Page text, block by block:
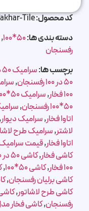
کد محصول:Tile
دسته بندی ها:50*100
,
رفسنجان
برچسب ها:سرامیک 50 در 100
50 در 100 رفسنجان
,سرامیک 50 در 100
100 فخار
,سرامیک 50*100 ,
50*100 رفسنجان
,سرامیک 50*100
اتاوا فخار,سرامیک دیوار,
لاشتر,سرامیک طرح
اتاوا فخار,قیمت سرامیک
کاشی فخار,کاشی 50 در 100
100 فخار
,کاشی 50*100 ,
کاشی برلیان رفسنجان,
کاشی طرح لاشاتور,کاشی
رفسنجان,کاشی فخار مدل